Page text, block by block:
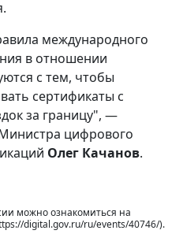
международного
в отношении
с тем, чтобы
сертификаты с
за границу", —
цифрового
Олег Качанов.
можно ознакомиться на
digital.gov.ru/ru/events/40746/).